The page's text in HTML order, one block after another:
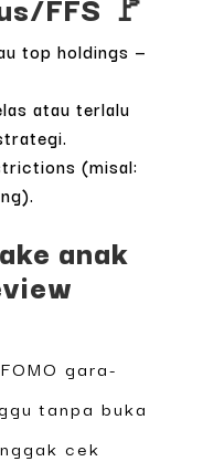
top holdings —
atau terlalu
(misal:
anak
gara-
tanpa buka
cek